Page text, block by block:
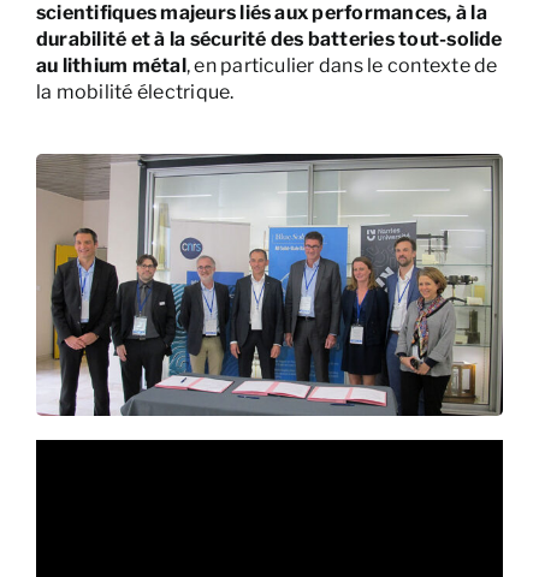
scientifiques majeurs liés aux performances, à la
durabilité et à la sécurité des batteries tout-solide
au lithium métal, en particulier dans le contexte de
la mobilité électrique.